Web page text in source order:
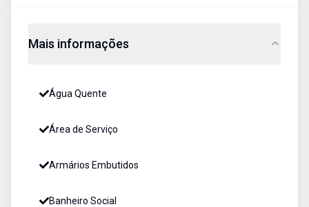
Mais informações
Água Quente
Área de Serviço
Armários Embutidos
Banheiro Social